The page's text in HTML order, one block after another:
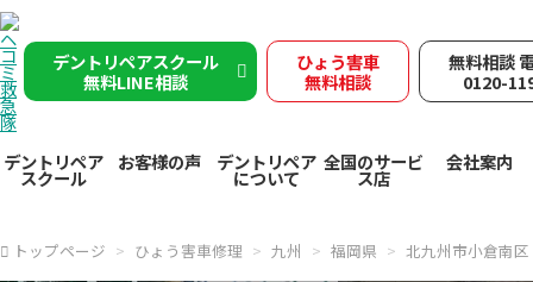
デントリペアスクール
無料LINE相談
ひょう害車
無料相談
無料相談
0120-
デントリペア
スクール
お客様の声 デントリペア
について
全国のサービ
ス店
会社案内
トップページ ひょう害車修理 九州 福岡県 北九州市小倉南区